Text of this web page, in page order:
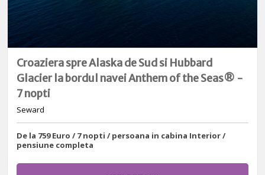
Croaziera spre Alaska de Sud si Hubbard
Glacier la bordul navei Anthem of the Seas® -
7 nopti
Seward
De la 759 Euro / 7 nopti / persoana in cabina Interior /
pensiune completa